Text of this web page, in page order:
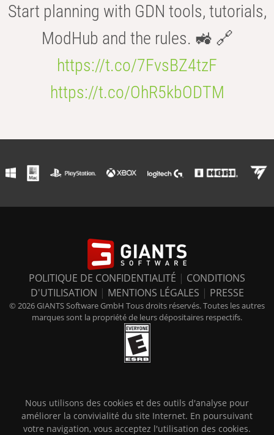
Start planning with GDN tools, tutorials,
ModHub and the rules. 🚜 🔗
https://t.co/7FvsBZ4tzF
https://t.co/OhR5kbODTM
POLITIQUE DE CONFIDENTIALITÉ | CONDITIONS
D'UTILISATION | MENTIONS LÉGALES | PRESSE
© 2026 GIANTS Software GmbH Tous droits réservés. Toutes les autres
marques sont la propriété de leurs dépositaires respectifs.
Nous utilisons des cookies et des outils d'analyse pour
améliorer la convivialité du site Internet. En poursuivant
votre navigation, vous acceptez l'utilisation des cookies.